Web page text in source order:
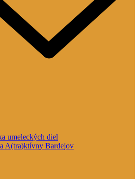
umeleckých diel
A(tra)ktívny Bardejov